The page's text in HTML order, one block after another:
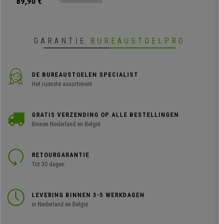
GARANTIE BUREAUSTOELPRO
DE BUREAUSTOELEN SPECIALIST
Het ruimste assortiment
GRATIS VERZENDING OP ALLE BESTELLINGEN
Binnen Nederland en België
RETOURGARANTIE
Tot 30 dagen
LEVERING BINNEN 3-5 WERKDAGEN
in Nederland en België